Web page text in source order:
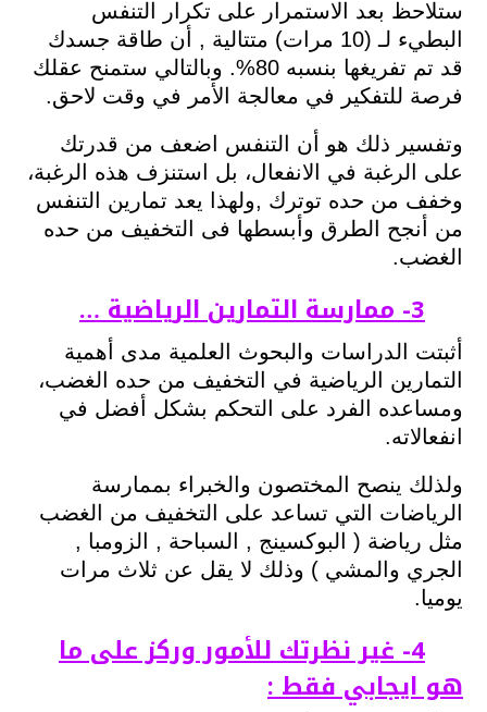
ستلاحظ بعد الاستمرار على تكرار التنفس
البطيء لـ (10 مرات) متتالية , أن طاقة جسدك
قد تم تفريغها بنسبه 80%. وبالتالي ستمنح عقلك
فرصة للتفكير في معالجة الأمر في وقت لاحق.
وتفسير ذلك هو أن التنفس اضعف من قدرتك
على الرغبة في الانفعال، بل استنزف هذه الرغبة،
وخفف من حده توترك ,ولهذا يعد تمارين التنفس
من أنجح الطرق وأبسطها فى التخفيف من حده
الغضب.
3- ممارسة التمارين الرياضية …
أثبتت الدراسات والبحوث العلمية مدى أهمية
التمارين الرياضية في التخفيف من حده الغضب،
ومساعده الفرد على التحكم بشكل أفضل في
انفعالاته.
ولذلك ينصح المختصون والخبراء بممارسة
الرياضات التي تساعد على التخفيف من الغضب
مثل رياضة ( البوكسينج , السباحة , الزومبا ,
الجري والمشي ) وذلك لا يقل عن ثلاث مرات
يوميا.
4- غير نظرتك للأمور وركز على ما
هو ايجابي فقط: